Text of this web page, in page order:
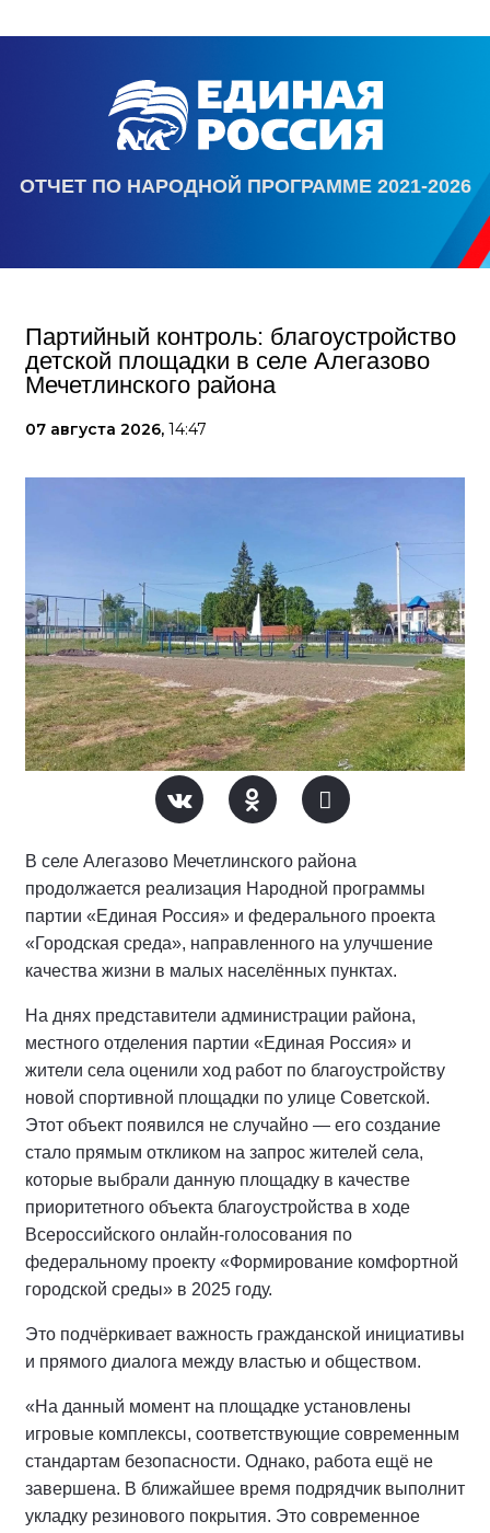
ОТЧЕТ ПО НАРОДНОЙ ПРОГРАММЕ 2021-2026
Партийный контроль: благоустройство
детской площадки в селе Алегазово
Мечетлинского района
07 августа 2026, 14:47
В селе Алегазово Мечетлинского района
продолжается реализация Народной программы
партии «Единая Россия» и федерального проекта
«Городская среда», направленного на улучшение
качества жизни в малых населённых пунктах.
На днях представители администрации района,
местного отделения партии «Единая Россия» и
жители села оценили ход работ по благоустройству
новой спортивной площадки по улице Советской.
Этот объект появился не случайно — его создание
стало прямым откликом на запрос жителей села,
которые выбрали данную площадку в качестве
приоритетного объекта благоустройства в ходе
Всероссийского онлайн-голосования по
федеральному проекту «Формирование комфортной
городской среды» в 2025 году.
Это подчёркивает важность гражданской инициативы
и прямого диалога между властью и обществом.
«На данный момент на площадке установлены
игровые комплексы, соответствующие современным
стандартам безопасности. Однако, работа ещё не
завершена. В ближайшее время подрядчик выполнит
укладку резинового покрытия. Это современное